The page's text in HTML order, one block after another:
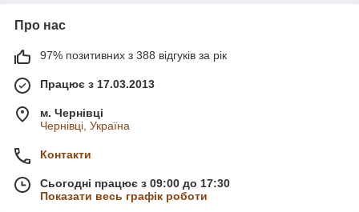
Про нас
97% позитивних з 388 відгуків за рік
Працює з 17.03.2013
м. Чернівці
Чернівці, Україна
Контакти
Сьогодні працює з 09:00 до 17:30
Показати весь графік роботи